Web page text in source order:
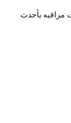
مراقبه بأحدث